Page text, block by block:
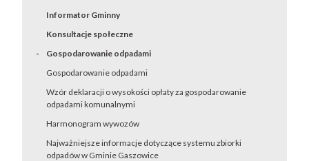
Informator Gminny
Konsultacje społeczne
Gospodarowanie odpadami
Gospodarowanie odpadami
Wzór deklaracji o wysokości opłaty za gospodarowanie
odpadami komunalnymi
Harmonogram wywozów
Najważniejsze informacje dotyczące systemu zbiorki
odpadów w Gminie Gaszowice